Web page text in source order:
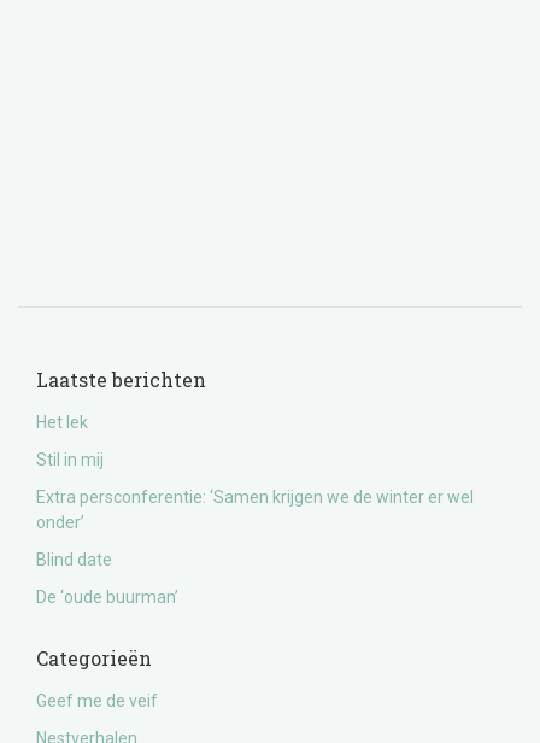
Laatste berichten
Het lek
Stil in mij
Extra persconferentie: ‘Samen krijgen we de winter er wel
onder’
Blind date
De ‘oude buurman’
Categorieën
Geef me de veif
Nestverhalen